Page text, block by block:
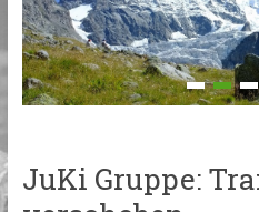
JuKi Gruppe: